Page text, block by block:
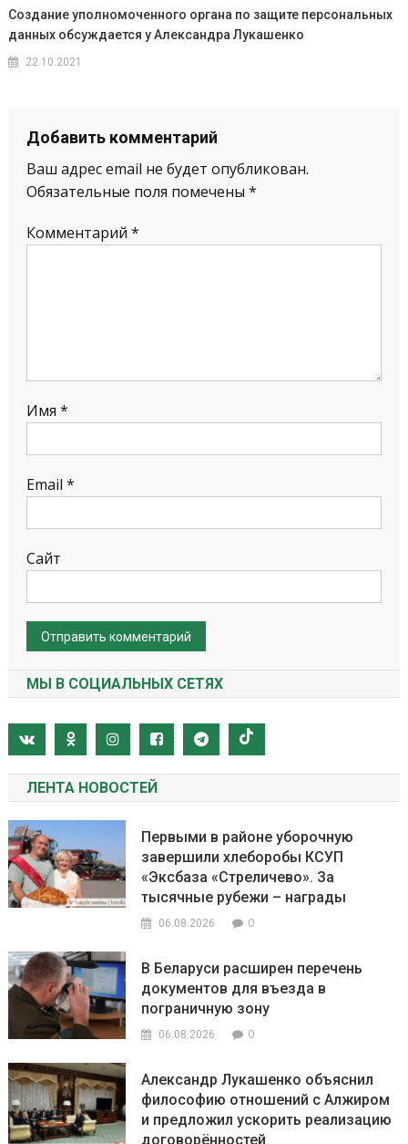
Создание уполномоченного органа по защите персональных
данных обсуждается у Александра Лукашенко
22.10.2021
Добавить комментарий
Ваш адрес email не будет опубликован.
Обязательные поля помечены *
Комментарий *
Имя *
Email *
Сайт
МЫ В СОЦИАЛЬНЫХ СЕТЯХ
ЛЕНТА НОВОСТЕЙ
Первыми в районе уборочную
завершили хлеборобы КСУП
«Эксбаза «Стреличево». За
тысячные рубежи – награды
06.08.2026 0
В Беларуси расширен перечень
документов для въезда в
пограничную зону
06.08.2026 0
Александр Лукашенко объяснил
философию отношений с Алжиром
и предложил ускорить реализацию
договорённостей